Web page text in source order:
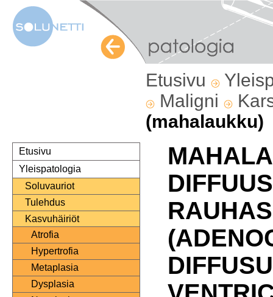
Etusivu
Maligni
(mahalaukku)
Etusivu
Yleispatologia
Soluvauriot
Tulehdus
Kasvuhäiriöt
Atrofia
Hypertrofia
Metaplasia
Dysplasia